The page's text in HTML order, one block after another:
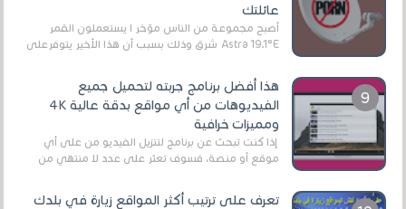
عائلتك
أصبح مجموعة من الناس مؤخر ا يستعملون القمر
Astra 19.1°E شرق وذلك بسبب أن هذا الأخير يتوفرعلى
هذا أفضل برنامج جربته لتحميل جميع
الفيديوهات من أي مواقع بدقة عالية 4K
ومميزات خرافية
إذا كنت تبحث عن برنامج لتنزيل الفيديو من على أي
موقع أو منصة، فسوف تعثر على عدد لا منتهي من
تعرف على ترتيب أكثر المواقع زيارة في بلدك